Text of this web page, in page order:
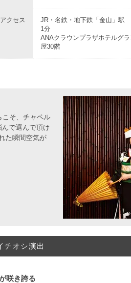
アクセス
JR・名鉄・地下鉄「金山」駅
1分
ANAクラウンプラザホテルグ
屋30階
こそ、チャペル
で選んで頂け
た瞬間空気が
チオシ演出
咲き誇る